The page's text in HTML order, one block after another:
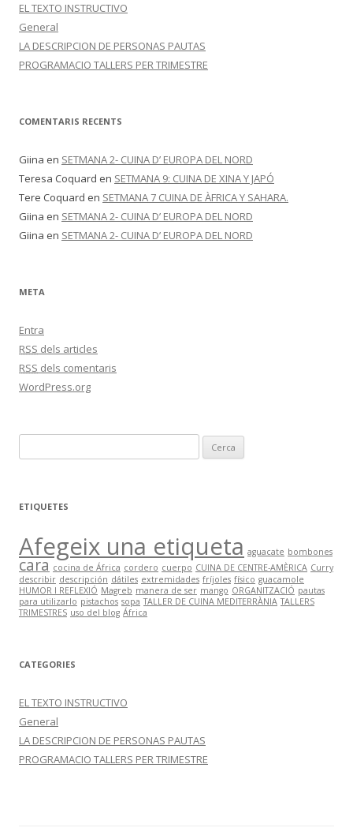
X
I
V
A
T
S
EL TEXTO INSTRUCTIVO
General
LA DESCRIPCION DE PERSONAS PAUTAS
PROGRAMACIO TALLERS PER TRIMESTRE
COMENTARIS RECENTS
Giina en SETMANA 2- CUINA D’ EUROPA DEL NORD
Teresa Coquard en SETMANA 9: CUINA DE XINA Y JAPÓ
Tere Coquard en SETMANA 7 CUINA DE ÀFRICA Y SAHARA.
Giina en SETMANA 2- CUINA D’ EUROPA DEL NORD
Giina en SETMANA 2- CUINA D’ EUROPA DEL NORD
META
Entra
RSS dels articles
RSS dels comentaris
WordPress.org
e
c
ETIQUETES
Afegeix una etiqueta aguacate bombones
cara cocina de África cordero cuerpo CUINA DE CENTRE-AMÈRICA Curry
describir descripción dátiles extremidades fríjoles físico guacamole
HUMOR I REFLEXIÓ Magreb manera de ser mango ORGANITZACIÓ pautas
para utilizarlo pistachos sopa TALLER DE CUINA MEDITERRÀNIA TALLERS
TRIMESTRES uso del blog África
CATEGORIES
EL TEXTO INSTRUCTIVO
General
LA DESCRIPCION DE PERSONAS PAUTAS
PROGRAMACIO TALLERS PER TRIMESTRE